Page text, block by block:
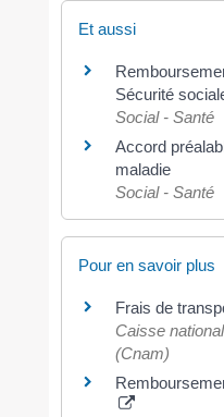
Et aussi
Sécurité
Social - Santé
Accord
maladie
Social - Santé
Pour en savoir plus
Frais de
Caisse
(Cnam)